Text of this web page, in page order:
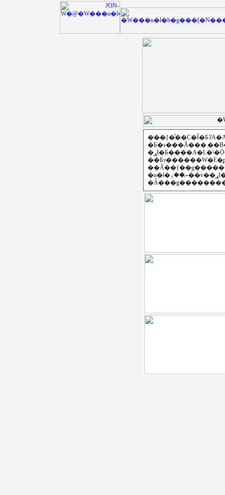
�Ƃ�s���Ă���܂��B�Z�p�C���E���ی𗬂
�u�l�ނ̍��ۉ��v��ړI�Ƃ��āA�Z�\���K����ꎖ�Ɩ{���̎�|��炵